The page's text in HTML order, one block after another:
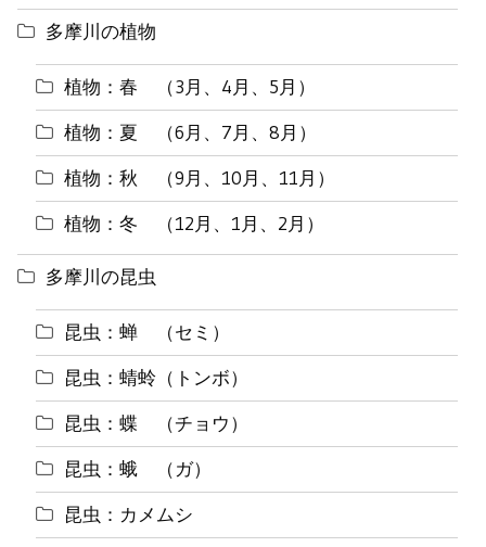
多摩川の植物
植物：春 （3月、4月、5月）
植物：夏 （6月、7月、8月）
植物：秋 （9月、10月、11月）
植物：冬 （12月、1月、2月）
多摩川の昆虫
昆虫：蝉 （セミ）
昆虫：蜻蛉（トンボ）
昆虫：蝶 （チョウ）
昆虫：蛾 （ガ）
昆虫：カメムシ